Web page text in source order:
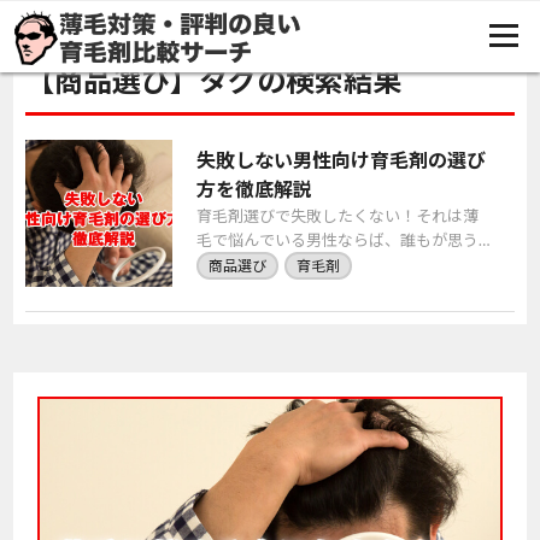
TOP 商品選び
【商品選び】タグの検索結果
失敗しない男性向け育毛剤の選び
方を徹底解説
育毛剤選びで失敗したくない！それは薄
毛で悩んでいる男性ならば、誰もが思う
ことです。 そこで、この記事では失敗し
していきます。 […]
商品選び 育毛剤